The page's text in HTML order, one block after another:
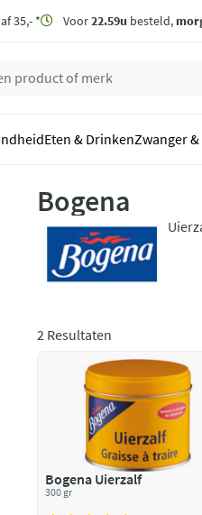
35,- * Voor22.59u besteld,
Eten & DrinkenZwanger &
Bogena
2 Resultaten
Bogena Uierzalf
300 gr